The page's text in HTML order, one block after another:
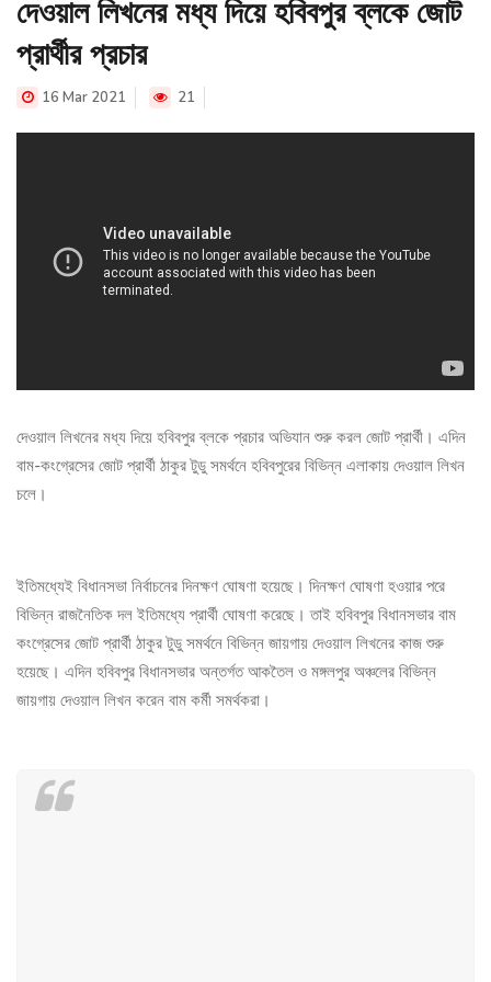
দেওয়াল লিখনের মধ্য দিয়ে হবিবপুর ব্লকে জোট
প্রার্থীর প্রচার
16 Mar 2021 21
দেওয়াল লিখনের মধ্য দিয়ে হবিবপুর ব্লকে প্রচার অভিযান শুরু করল জোট প্রার্থী। এদিন
বাম-কংগ্রেসের জোট প্রার্থী ঠাকুর টুডু সমর্থনে হবিবপুরের বিভিন্ন এলাকায় দেওয়াল লিখন
চলে।
ইতিমধ্যেই বিধানসভা নির্বাচনের দিনক্ষণ ঘোষণা হয়েছে। দিনক্ষণ ঘোষণা হওয়ার পরে
বিভিন্ন রাজনৈতিক দল ইতিমধ্যে প্রার্থী ঘোষণা করেছে। তাই হবিবপুর বিধানসভার বাম
কংগ্রেসের জোট প্রার্থী ঠাকুর টুডু সমর্থনে বিভিন্ন জায়গায় দেওয়াল লিখনের কাজ শুরু
হয়েছে। এদিন হবিবপুর বিধানসভার অন্তর্গত আকতৈল ও মঙ্গলপুর অঞ্চলের বিভিন্ন
জায়গায় দেওয়াল লিখন করেন বাম কর্মী সমর্থকরা।